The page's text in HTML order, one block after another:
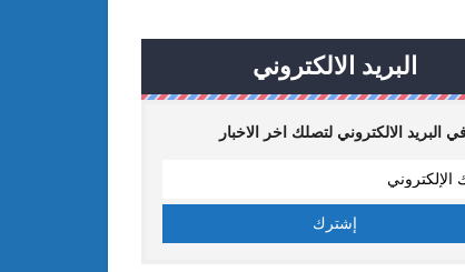
البريد الالكتروني
الالكتروني لتصلك اخر الاخبار